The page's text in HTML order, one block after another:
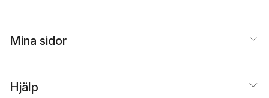
Mina sidor
Hjälp